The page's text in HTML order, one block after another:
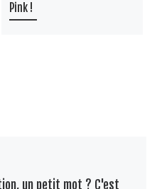
Pink !
un petit mot ? C'est